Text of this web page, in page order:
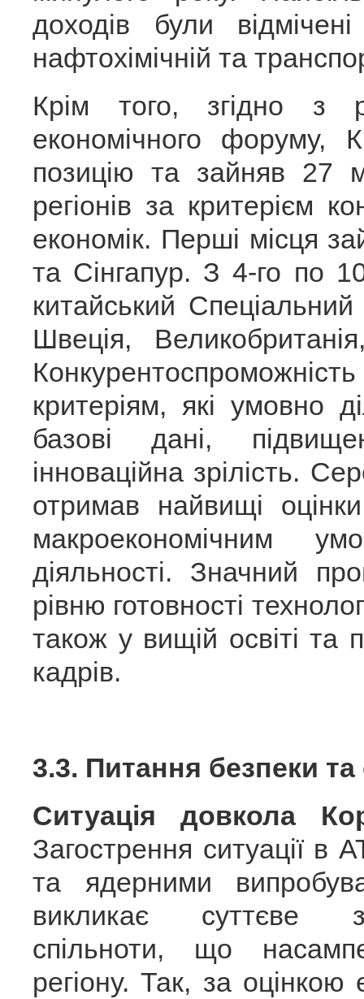
доходів були
нафтохімічній та
Крім того, згідно з
економічного форуму,
позицію та зайняв 27
регіонів за критерієм
економік. Перші місця
та Сінгапур. З 4-го по
китайський
Швеція,
критеріям, які умовно
базові дані,
інноваційна зрілість.
отримав найвищі
макроекономічним
діяльності. Значний
рівню готовності
також у вищій освіті та
кадрів.
3.3. Питання безпеки та
Ситуація довкола
Загострення ситуації в
та ядерними
викликає суттєве
спільноти, що
регіону. Так, за